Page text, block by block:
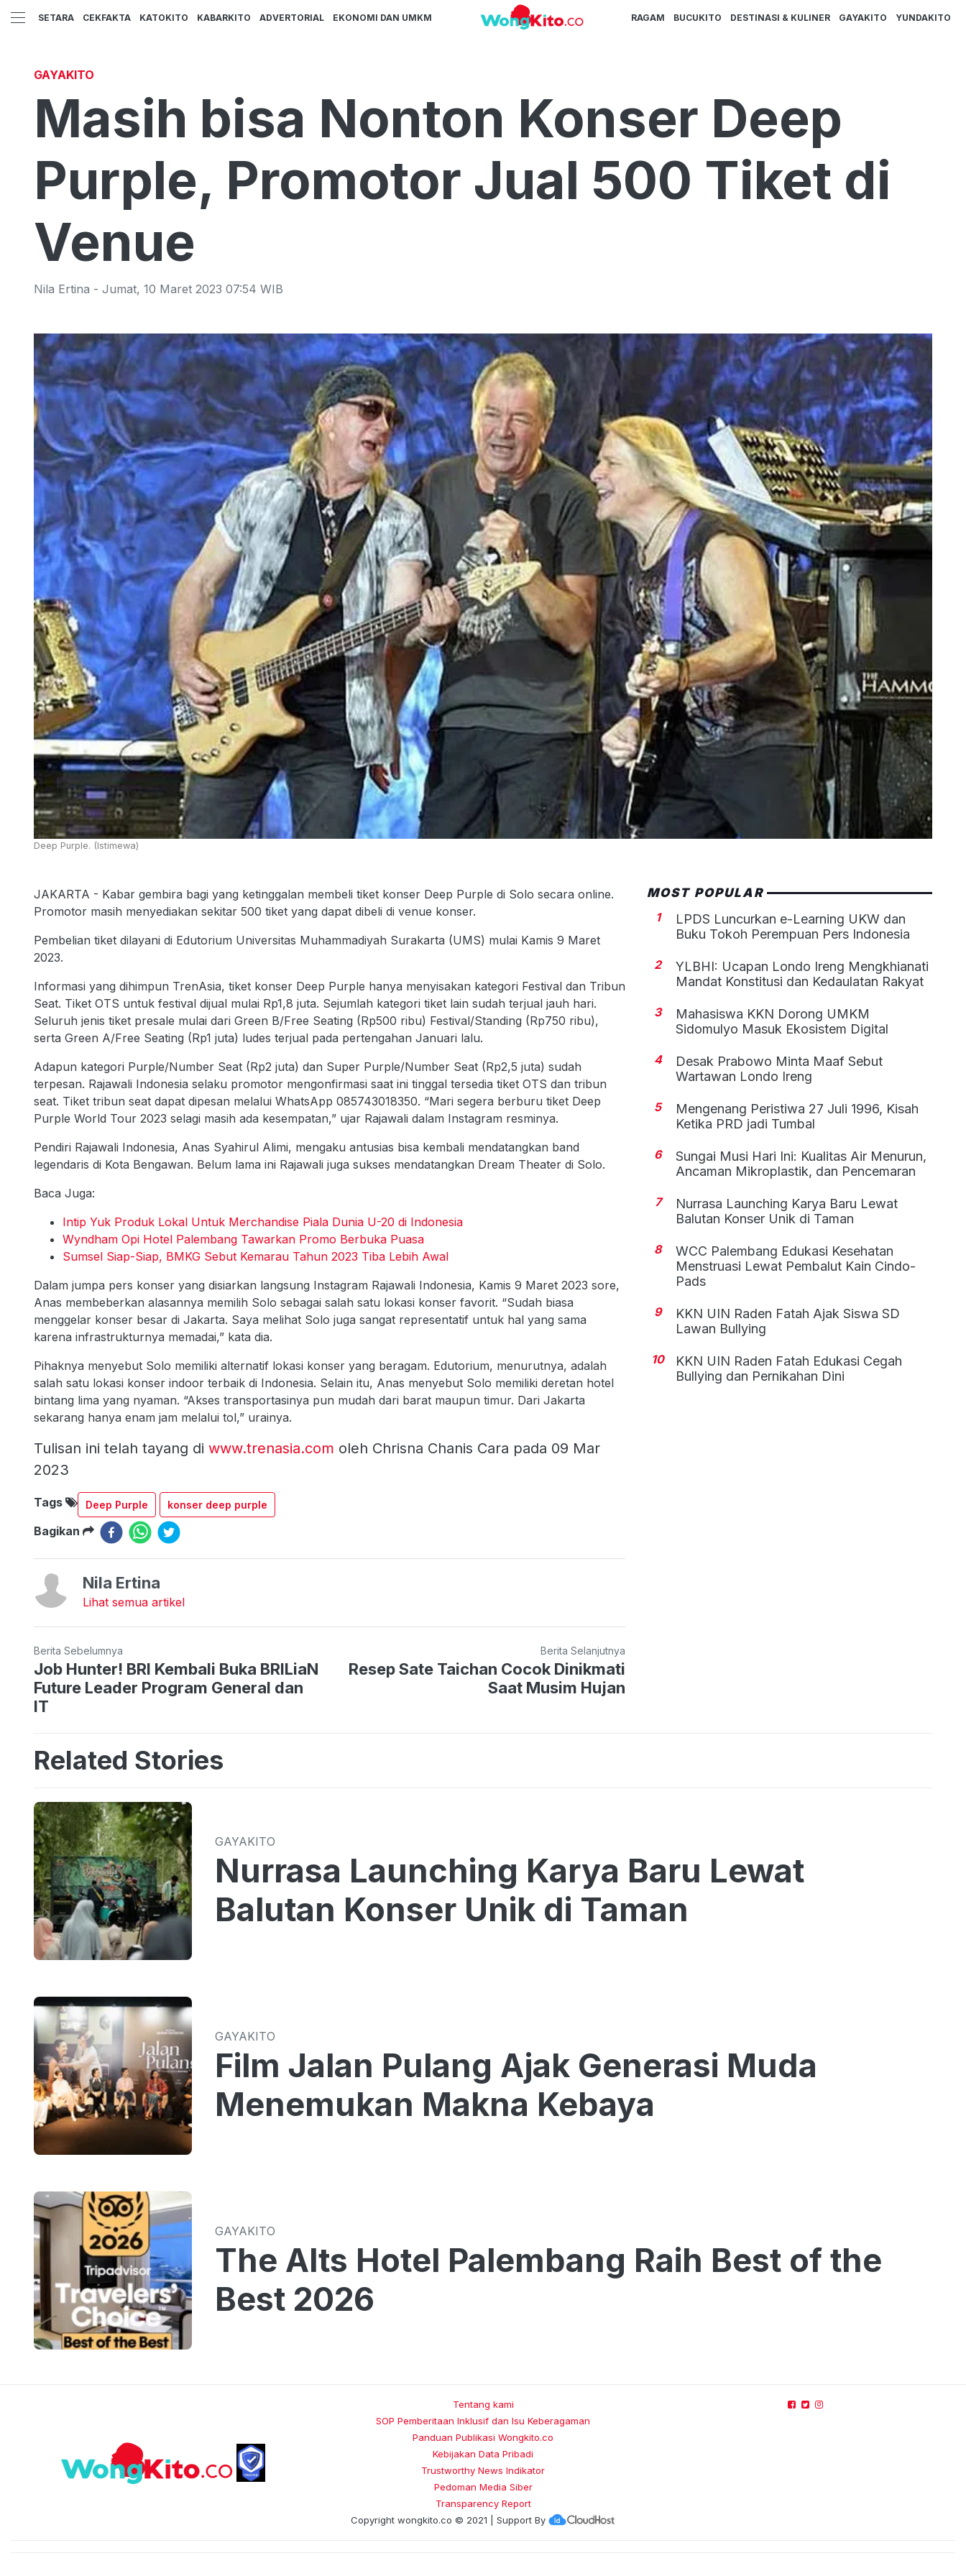
SETARA CEKFAKTA KATOKITO KABARKITO ADVERTORIAL EKONOMI DAN UMKM RAGAM BUCUKITO DESTINASI & KULINER GAYAKITO YUNDAKITO
GAYAKITO
Masih bisa Nonton Konser Deep
Purple, Promotor Jual 500 Tiket di
Venue
Nila Ertina - Jumat, 10 Maret 2023 07:54 WIB
Deep Purple. (Istimewa)
JAKARTA - Kabar gembira bagi yang ketinggalan membeli tiket konser Deep Purple di Solo secara online.
Promotor masih menyediakan sekitar 500 tiket yang dapat dibeli di venue konser.
Pembelian tiket dilayani di Edutorium Universitas Muhammadiyah Surakarta (UMS) mulai Kamis 9 Maret
2023.
Informasi yang dihimpun TrenAsia, tiket konser Deep Purple hanya menyisakan kategori Festival dan Tribun
Seat. Tiket OTS untuk festival dijual mulai Rp1,8 juta. Sejumlah kategori tiket lain sudah terjual jauh hari.
Seluruh jenis tiket presale mulai dari Green B/Free Seating (Rp500 ribu) Festival/Standing (Rp750 ribu),
serta Green A/Free Seating (Rp1 juta) ludes terjual pada pertengahan Januari lalu.
Adapun kategori Purple/Number Seat (Rp2 juta) dan Super Purple/Number Seat (Rp2,5 juta) sudah
terpesan. Rajawali Indonesia selaku promotor mengonfirmasi saat ini tinggal tersedia tiket OTS dan tribun
seat. Tiket tribun seat dapat dipesan melalui WhatsApp 085743018350. “Mari segera berburu tiket Deep
Purple World Tour 2023 selagi masih ada kesempatan,” ujar Rajawali dalam Instagram resminya.
Pendiri Rajawali Indonesia, Anas Syahirul Alimi, mengaku antusias bisa kembali mendatangkan band
legendaris di Kota Bengawan. Belum lama ini Rajawali juga sukses mendatangkan Dream Theater di Solo.
Baca Juga:
Intip Yuk Produk Lokal Untuk Merchandise Piala Dunia U-20 di Indonesia
Wyndham Opi Hotel Palembang Tawarkan Promo Berbuka Puasa
Sumsel Siap-Siap, BMKG Sebut Kemarau Tahun 2023 Tiba Lebih Awal
Dalam jumpa pers konser yang disiarkan langsung Instagram Rajawali Indonesia, Kamis 9 Maret 2023 sore,
Anas membeberkan alasannya memilih Solo sebagai salah satu lokasi konser favorit. “Sudah biasa
menggelar konser besar di Jakarta. Saya melihat Solo juga sangat representatif untuk hal yang sama
karena infrastrukturnya memadai,” kata dia.
Pihaknya menyebut Solo memiliki alternatif lokasi konser yang beragam. Edutorium, menurutnya, adalah
salah satu lokasi konser indoor terbaik di Indonesia. Selain itu, Anas menyebut Solo memiliki deretan hotel
bintang lima yang nyaman. “Akses transportasinya pun mudah dari barat maupun timur. Dari Jakarta
sekarang hanya enam jam melalui tol,” urainya.
Tulisan ini telah tayang di www.trenasia.com oleh Chrisna Chanis Cara pada 09 Mar
2023
Tags Deep Purple konser deep purple
Bagikan
Nila Ertina
Lihat semua artikel
Berita Sebelumnya
Job Hunter! BRI Kembali Buka BRILiaN
Future Leader Program General dan
IT
Berita Selanjutnya
Resep Sate Taichan Cocok Dinikmati
Saat Musim Hujan
MOST POPULAR
1
LPDS Luncurkan e-Learning UKW dan
Buku Tokoh Perempuan Pers Indonesia
2
YLBHI: Ucapan Londo Ireng Mengkhianati
Mandat Konstitusi dan Kedaulatan Rakyat
3
Mahasiswa KKN Dorong UMKM
Sidomulyo Masuk Ekosistem Digital
4
Desak Prabowo Minta Maaf Sebut
Wartawan Londo Ireng
5
Mengenang Peristiwa 27 Juli 1996, Kisah
Ketika PRD jadi Tumbal
6
Sungai Musi Hari Ini: Kualitas Air Menurun,
Ancaman Mikroplastik, dan Pencemaran
7
Nurrasa Launching Karya Baru Lewat
Balutan Konser Unik di Taman
8
WCC Palembang Edukasi Kesehatan
Menstruasi Lewat Pembalut Kain Cindo-
Pads
9
KKN UIN Raden Fatah Ajak Siswa SD
Lawan Bullying
10
KKN UIN Raden Fatah Edukasi Cegah
Bullying dan Pernikahan Dini
Related Stories
GAYAKITO
Nurrasa Launching Karya Baru Lewat
Balutan Konser Unik di Taman
GAYAKITO
Film Jalan Pulang Ajak Generasi Muda
Menemukan Makna Kebaya
GAYAKITO
The Alts Hotel Palembang Raih Best of the
Best 2026
Tentang kami
SOP Pemberitaan Inklusif dan Isu Keberagaman
Panduan Publikasi Wongkito.co
Kebijakan Data Pribadi
Trustworthy News Indikator
Pedoman Media Siber
Transparency Report
Copyright wongkito.co © 2021 | Support By